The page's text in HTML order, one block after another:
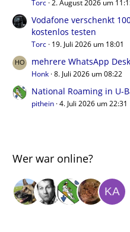
Torc 2. August 2026 um
Vodafone verschenkt
kostenlos testen
Torc 19. Juli 2026 um 18:01
mehrere WhatsApp
Honk 8. Juli 2026 um 08:22
National Roaming in U-
pithein 4. Juli 2026 um 22:31
Wer war online?